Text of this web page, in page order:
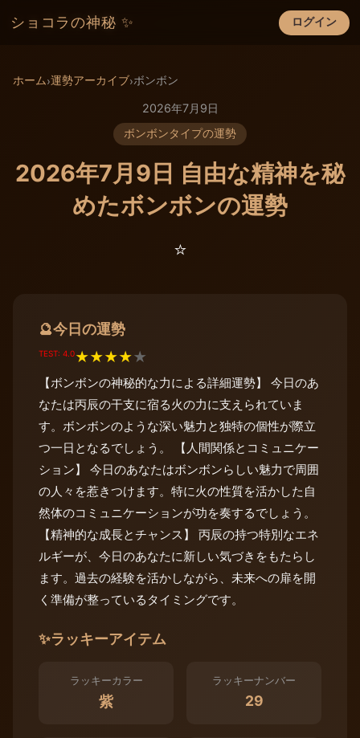
ショコラの神秘 ✨ ログイン
×
ホーム›運勢アーカイブ›ボンボン
2026年7月9日
ボンボンタイプの運勢
2026年7月9日 自由な精神を秘
めたボンボンの運勢
⭐️
🔮今日の運勢
TEST: 4.0★★★★★
【ボンボンの神秘的な力による詳細運勢】 今日のあ
なたは丙辰の干支に宿る火の力に支えられていま
す。ボンボンのような深い魅力と独特の個性が際立
つ一日となるでしょう。 【人間関係とコミュニケー
ション】 今日のあなたはボンボンらしい魅力で周囲
の人々を惹きつけます。特に火の性質を活かした自
然体のコミュニケーションが功を奏するでしょう。
【精神的な成長とチャンス】 丙辰の持つ特別なエネ
ルギーが、今日のあなたに新しい気づきをもたらし
ます。過去の経験を活かしながら、未来への扉を開
く準備が整っているタイミングです。
✨ラッキーアイテム
ラッキーカラー
紫
ラッキーナンバー
29